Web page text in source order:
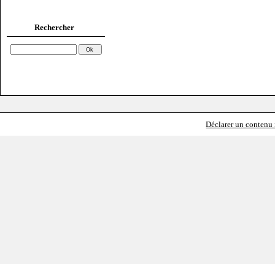
Rechercher
Déclarer un